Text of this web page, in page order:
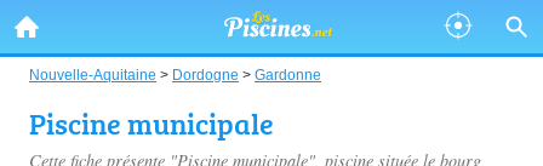
Nouvelle-Aquitaine > Dordogne > Gardonne
Piscine municipale
Cette fiche présente "Piscine municipale", piscine située le bourg,